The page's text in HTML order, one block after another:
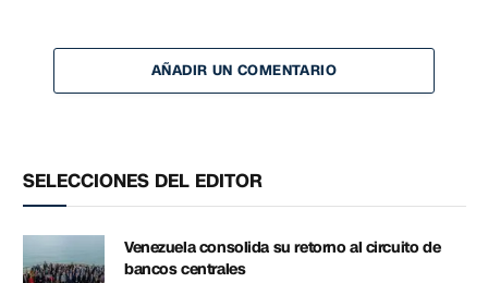
AÑADIR UN COMENTARIO
SELECCIONES DEL EDITOR
Venezuela consolida su retorno al circuito de
bancos centrales